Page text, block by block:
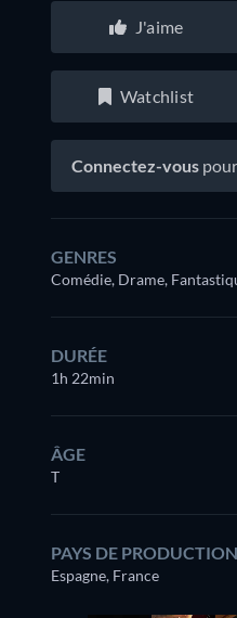
J'aime
Watchlist
Connectez-vous
GENRES
Comédie, Drame,
DURÉE
1h 22min
ÂGE
T
PAYS DE PRODUCTION
Espagne, France